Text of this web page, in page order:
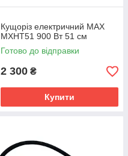
Кущоріз електричний MAX
MXHT51 900 Вт 51 см
Готово до відправки
2 300 ₴
Купити